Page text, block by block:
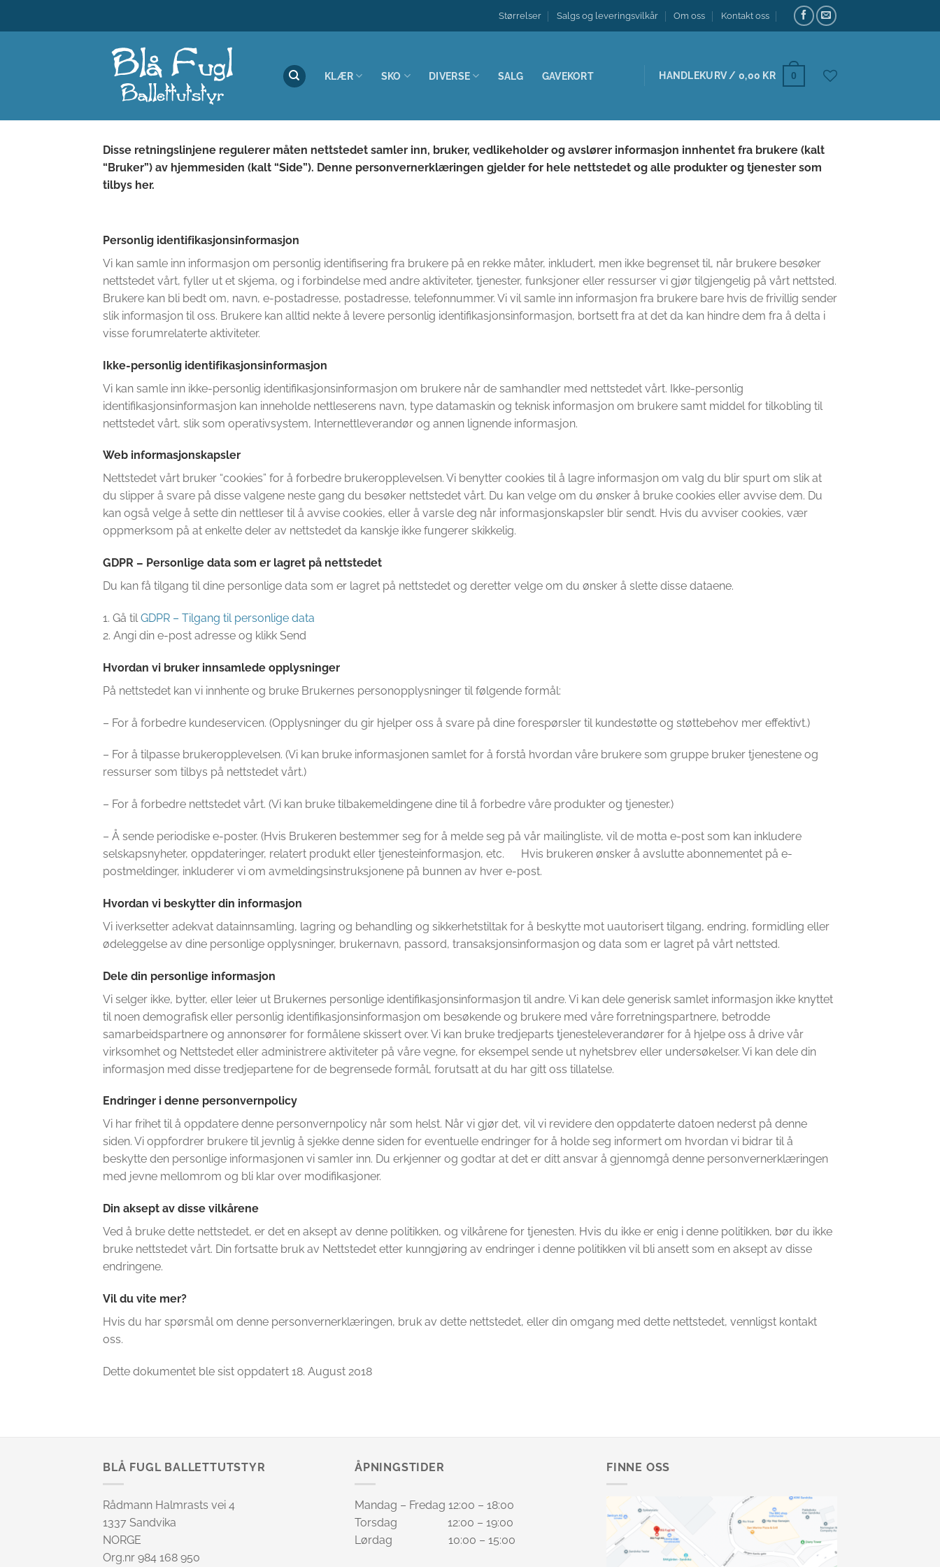
Størrelser Salgs og leveringsvilkår Om oss Kontakt oss
KLÆR SKO DIVERSE SALG GAVEKORT HANDLEKURV / 0,00 KR 0
Disse retningslinjene regulerer måten nettstedet samler inn, bruker, vedlikeholder og avslører informasjon innhentet fra brukere (kalt
“Bruker”) av hjemmesiden (kalt “Side”). Denne personvernerklæringen gjelder for hele nettstedet og alle produkter og tjenester som
tilbys her.
Personlig identifikasjonsinformasjon
Vi kan samle inn informasjon om personlig identifisering fra brukere på en rekke måter, inkludert, men ikke begrenset til, når brukere besøker
nettstedet vårt, fyller ut et skjema, og i forbindelse med andre aktiviteter, tjenester, funksjoner eller ressurser vi gjør tilgjengelig på vårt nettsted.
Brukere kan bli bedt om, navn, e-postadresse, postadresse, telefonnummer. Vi vil samle inn informasjon fra brukere bare hvis de frivillig sender
slik informasjon til oss. Brukere kan alltid nekte å levere personlig identifikasjonsinformasjon, bortsett fra at det da kan hindre dem fra å delta i
visse forumrelaterte aktiviteter.
Ikke-personlig identifikasjonsinformasjon
Vi kan samle inn ikke-personlig identifikasjonsinformasjon om brukere når de samhandler med nettstedet vårt. Ikke-personlig
identifikasjonsinformasjon kan inneholde nettleserens navn, type datamaskin og teknisk informasjon om brukere samt middel for tilkobling til
nettstedet vårt, slik som operativsystem, Internettleverandør og annen lignende informasjon.
Web informasjonskapsler
Nettstedet vårt bruker “cookies” for å forbedre brukeropplevelsen. Vi benytter cookies til å lagre informasjon om valg du blir spurt om slik at
du slipper å svare på disse valgene neste gang du besøker nettstedet vårt. Du kan velge om du ønsker å bruke cookies eller avvise dem. Du
kan også velge å sette din nettleser til å avvise cookies, eller å varsle deg når informasjonskapsler blir sendt. Hvis du avviser cookies, vær
oppmerksom på at enkelte deler av nettstedet da kanskje ikke fungerer skikkelig.
GDPR – Personlige data som er lagret på nettstedet
Du kan få tilgang til dine personlige data som er lagret på nettstedet og deretter velge om du ønsker å slette disse dataene.
1. Gå tilGDPR – Tilgang til personlige data
2. Angi din e-post adresse og klikk Send
Hvordan vi bruker innsamlede opplysninger
På nettstedet kan vi innhente og bruke Brukernes personopplysninger til følgende formål:
– For å forbedre kundeservicen. (Opplysninger du gir hjelper oss å svare på dine forespørsler til kundestøtte og støttebehov mer effektivt.)
– For å tilpasse brukeropplevelsen. (Vi kan bruke informasjonen samlet for å forstå hvordan våre brukere som gruppe bruker tjenestene og
ressurser som tilbys på nettstedet vårt.)
– For å forbedre nettstedet vårt. (Vi kan bruke tilbakemeldingene dine til å forbedre våre produkter og tjenester.)
– Å sende periodiske e-poster. (Hvis Brukeren bestemmer seg for å melde seg på vår mailingliste, vil de motta e-post som kan inkludere
selskapsnyheter, oppdateringer, relatert produkt eller tjenesteinformasjon, etc. Hvis brukeren ønsker å avslutte abonnementet på e-
postmeldinger, inkluderer vi om avmeldingsinstruksjonene på bunnen av hver e-post.
Hvordan vi beskytter din informasjon
Vi iverksetter adekvat datainnsamling, lagring og behandling og sikkerhetstiltak for å beskytte mot uautorisert tilgang, endring, formidling eller
ødeleggelse av dine personlige opplysninger, brukernavn, passord, transaksjonsinformasjon og data som er lagret på vårt nettsted.
Dele din personlige informasjon
Vi selger ikke, bytter, eller leier ut Brukernes personlige identifikasjonsinformasjon til andre. Vi kan dele generisk samlet informasjon ikke knyttet
til noen demografisk eller personlig identifikasjonsinformasjon om besøkende og brukere med våre forretningspartnere, betrodde
samarbeidspartnere og annonsører for formålene skissert over. Vi kan bruke tredjeparts tjenesteleverandører for å hjelpe oss å drive vår
virksomhet og Nettstedet eller administrere aktiviteter på våre vegne, for eksempel sende ut nyhetsbrev eller undersøkelser. Vi kan dele din
informasjon med disse tredjepartene for de begrensede formål, forutsatt at du har gitt oss tillatelse.
Endringer i denne personvernpolicy
Vi har frihet til å oppdatere denne personvernpolicy når som helst. Når vi gjør det, vil vi revidere den oppdaterte datoen nederst på denne
siden. Vi oppfordrer brukere til jevnlig å sjekke denne siden for eventuelle endringer for å holde seg informert om hvordan vi bidrar til å
beskytte den personlige informasjonen vi samler inn. Du erkjenner og godtar at det er ditt ansvar å gjennomgå denne personvernerklæringen
med jevne mellomrom og bli klar over modifikasjoner.
Din aksept av disse vilkårene
Ved å bruke dette nettstedet, er det en aksept av denne politikken, og vilkårene for tjenesten. Hvis du ikke er enig i denne politikken, bør du ikke
bruke nettstedet vårt. Din fortsatte bruk av Nettstedet etter kunngjøring av endringer i denne politikken vil bli ansett som en aksept av disse
endringene.
Vil du vite mer?
Hvis du har spørsmål om denne personvernerklæringen, bruk av dette nettstedet, eller din omgang med dette nettstedet, vennligst kontakt
oss.
Dette dokumentet ble sist oppdatert 18. August 2018
BLÅ FUGL BALLETTUTSTYR
Rådmann Halmrasts vei 4
1337 Sandvika
NORGE
Org.nr 984 168 950
ÅPNINGSTIDER
Mandag – Fredag 12:00 – 18:00
Torsdag 12:00 – 19:00
Lørdag 10:00 – 15:00
FINNE OSS